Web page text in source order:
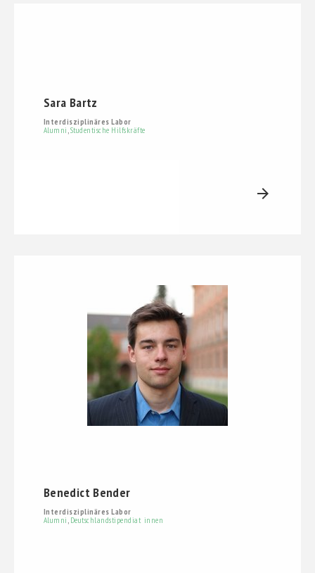
Sara Bartz
Interdisziplinäres Labor
Alumni ,Studentische Hilfskräfte
arrow_forward
Benedict Bender
Interdisziplinäres Labor
Alumni , Deutschlandstipendiat_innen